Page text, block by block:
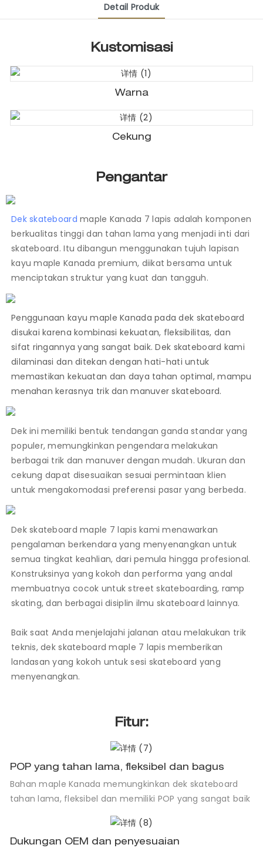
Detail Produk
Kustomisasi
Warna
Cekung
Pengantar
Dek skateboard maple Kanada 7 lapis adalah komponen
berkualitas tinggi dan tahan lama yang menjadi inti dari
skateboard. Itu dibangun menggunakan tujuh lapisan
kayu maple Kanada premium, diikat bersama untuk
menciptakan struktur yang kuat dan tangguh.
Penggunaan kayu maple Kanada pada dek skateboard
disukai karena kombinasi kekuatan, fleksibilitas, dan
sifat ringannya yang sangat baik. Dek skateboard kami
dilaminasi dan ditekan dengan hati-hati untuk
memastikan kekuatan dan daya tahan optimal, mampu
menahan kerasnya trik dan manuver skateboard.
Dek ini memiliki bentuk tendangan ganda standar yang
populer, memungkinkan pengendara melakukan
berbagai trik dan manuver dengan mudah. Ukuran dan
cekung dapat disesuaikan sesuai permintaan klien
untuk mengakomodasi preferensi pasar yang berbeda.
Dek skateboard maple 7 lapis kami menawarkan
pengalaman berkendara yang menyenangkan untuk
semua tingkat keahlian, dari pemula hingga profesional.
Konstruksinya yang kokoh dan performa yang andal
membuatnya cocok untuk street skateboarding, ramp
skating, dan berbagai disiplin ilmu skateboard lainnya.
Baik saat Anda menjelajahi jalanan atau melakukan trik
teknis, dek skateboard maple 7 lapis memberikan
landasan yang kokoh untuk sesi skateboard yang
menyenangkan.
Fitur:
POP yang tahan lama, fleksibel dan bagus
Bahan maple Kanada memungkinkan dek skateboard
tahan lama, fleksibel dan memiliki POP yang sangat baik
Dukungan OEM dan penyesuaian